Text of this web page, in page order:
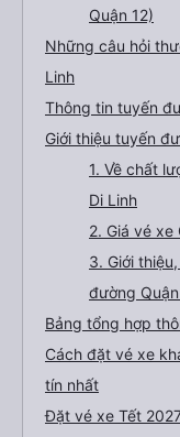
Quận 12)
Những câu hỏi
Linh
Thông tin tuyến
Giới thiệu tuyến
1. Về chất
Di Linh
2. Giá vé xe
3. Giới
đường
Bảng tổng hợp
Cách đặt vé xe
tín nhất
Đặt vé xe Tết